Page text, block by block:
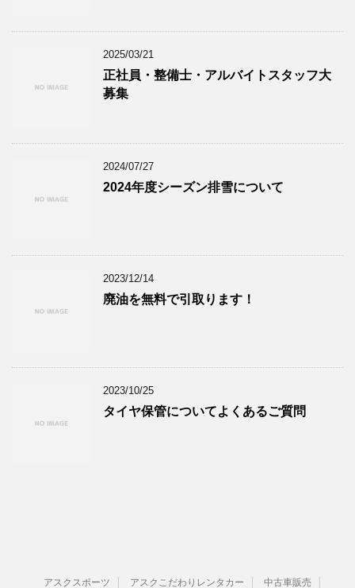
2025/03/21
正社員・整備士・アルバイトスタッフ大
募集
2024/07/27
2024年度シーズン排雪について
2023/12/14
廃油を無料で引取ります！
2023/10/25
タイヤ保管についてよくあるご質問
アスクスポーツ アスクこだわりレンタカー 中古車販売